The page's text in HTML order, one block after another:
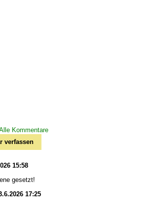
Kommentare
verfassen
15:58
gesetzt!
17:25